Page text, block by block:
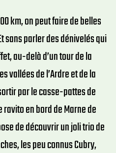
km, on peut faire de belles
sans parler des dénivelés qui
au-delà d’un tour de la
vallées de l’Ardre et de la
par le casse-pattes de
en bord de Marne de
de découvrir un joli trio de
les peu connus Cubry,